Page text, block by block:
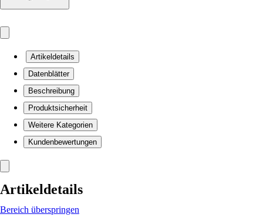
Artikeldetails
Datenblätter
Beschreibung
Produktsicherheit
Weitere Kategorien
Kundenbewertungen
Artikeldetails
Bereich überspringen